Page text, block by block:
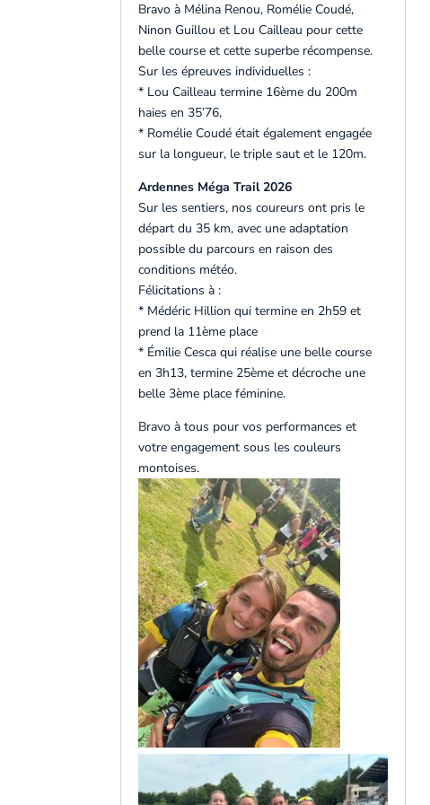
Bravo à Mélina Renou, Romélie Coudé,
Ninon Guillou et Lou Cailleau pour cette
belle course et cette superbe récompense.
Sur les épreuves individuelles :
* Lou Cailleau termine 16ème du 200m
haies en 35’76,
* Romélie Coudé était également engagée
sur la longueur, le triple saut et le 120m.
Ardennes Méga Trail 2026
Sur les sentiers, nos coureurs ont pris le
départ du 35 km, avec une adaptation
possible du parcours en raison des
conditions météo.
Félicitations à :
* Médéric Hillion qui termine en 2h59 et
prend la 11ème place
* Émilie Cesca qui réalise une belle course
en 3h13, termine 25ème et décroche une
belle 3ème place féminine.
Bravo à tous pour vos performances et
votre engagement sous les couleurs
montoises.